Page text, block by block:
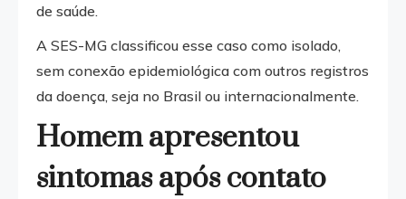
de saúde.
A SES-MG classificou esse caso como isolado,
sem conexão epidemiológica com outros registros
da doença, seja no Brasil ou internacionalmente.
Homem apresentou
sintomas após contato